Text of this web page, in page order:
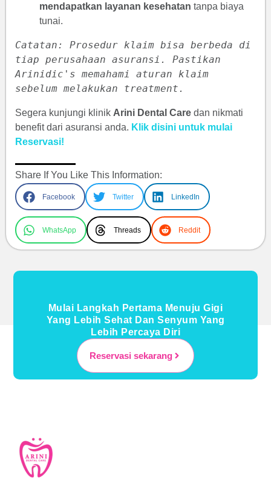
mendapatkan layanan kesehatan tanpa biaya
tunai.
Catatan: Prosedur klaim bisa berbeda di
tiap perusahaan asuransi. Pastikan
Arinidic's memahami aturan klaim
sebelum melakukan treatment.
Segera kunjungi klinik Arini Dental Care dan nikmati
benefit dari asuransi anda. Klik disini untuk mulai
Reservasi!
Share If You Like This Information:
Facebook Twitter LinkedIn
WhatsApp Threads Reddit
Mulai Langkah Pertama Menuju Gigi
Yang Lebih Sehat Dan Senyum Yang
Lebih Percaya Diri
Reservasi sekarang